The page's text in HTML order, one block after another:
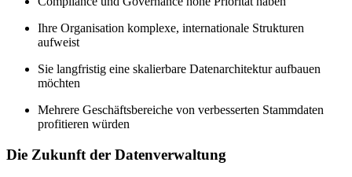
Ihre Organisation komplexe, internationale Strukturen
aufweist
Sie langfristig eine skalierbare Datenarchitektur aufbauen
möchten
Mehrere Geschäftsbereiche von verbesserten Stammdaten
profitieren würden
Die Zukunft der Datenverwaltung